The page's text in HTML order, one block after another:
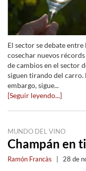
El sector se debate
cosechar nuevos
de cambios en el sector
siguen tirando del carro.
embargo, sigue...
[Seguir leyendo...]
MUNDO DEL VINO
Champán en
Ramón Francàs 28 de